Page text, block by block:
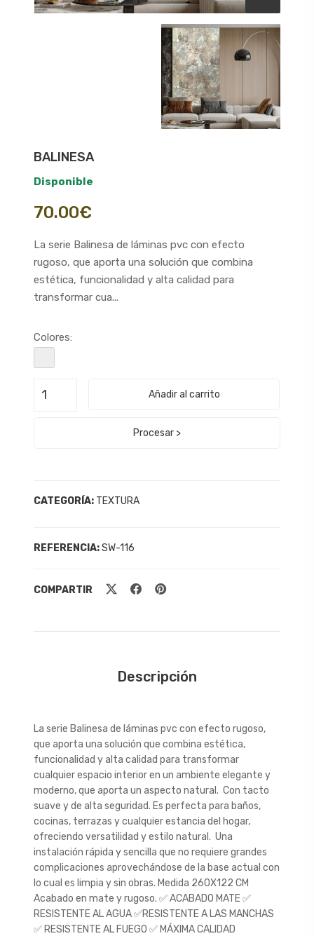
BALINESA
Disponible
70.00€
La serie Balinesa de láminas pvc con efecto
rugoso, que aporta una solución que combina
estética, funcionalidad y alta calidad para
transformar cua...
Colores:
Añadir al carrito
Procesar >
CATEGORÍA: TEXTURA
REFERENCIA:SW-116
COMPARTIR
Descripción
La serie Balinesa de láminas pvc con efecto rugoso,
que aporta una solución que combina estética,
funcionalidad y alta calidad para transformar
cualquier espacio interior en un ambiente elegante y
moderno, que aporta un aspecto natural. Con tacto
suave y de alta seguridad. Es perfecta para baños,
cocinas, terrazas y cualquier estancia del hogar,
ofreciendo versatilidad y estilo natural. Una
instalación rápida y sencilla que no requiere grandes
complicaciones aprovechándose de la base actual con
lo cual es limpia y sin obras. Medida 260X122 CM
Acabado en mate y rugoso. ✅ ACABADO MATE ✅
RESISTENTE AL AGUA ✅RESISTENTE A LAS MANCHAS
✅ RESISTENTE AL FUEGO ✅ MÁXIMA CALIDAD